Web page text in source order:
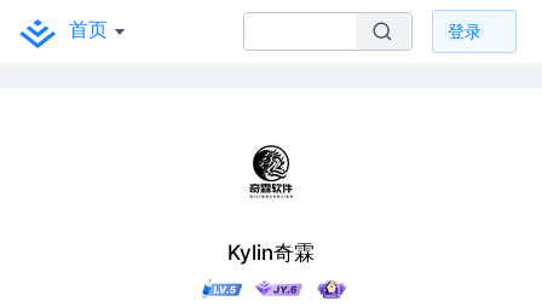
首页 登录
Kylin奇霖